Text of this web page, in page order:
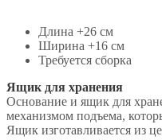
Длина +26 см
Ширина +16 см
Требуется сборка
Ящик для хранения
Основание и ящик для
механизмом подъема,
Ящик изготавливается из